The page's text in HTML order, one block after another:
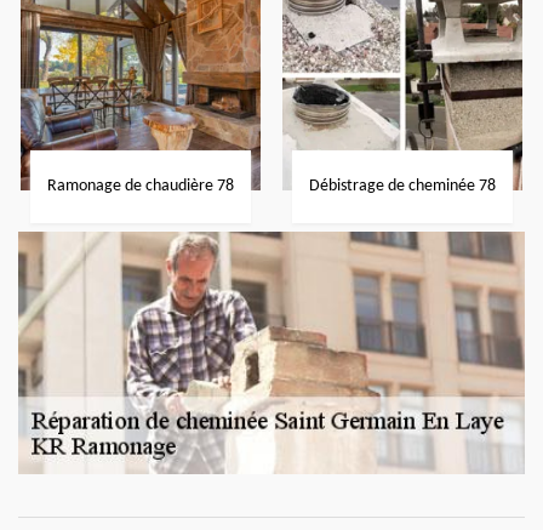
Ramonage de chaudière 78 Débistrage de cheminée 78